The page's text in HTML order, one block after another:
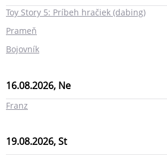
Toy Story 5: Príbeh hračiek (dabing)
Prameň
Bojovník
16.08.2026, Ne
Franz
19.08.2026, St